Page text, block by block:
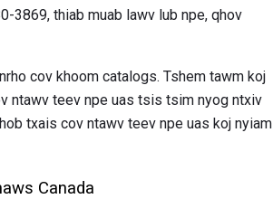
3869, thiab muab lawv lub npe, qhov
cov khoom catalogs. Tshem tawm koj
ntawv teev npe uas tsis tsim nyog ntxiv
txais cov ntawv teev npe uas koj nyiam
Canada